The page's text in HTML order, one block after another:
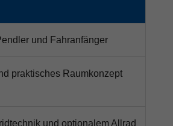
und Fahranfänger
praktisches Raumkonzept
und optionalem Allrad